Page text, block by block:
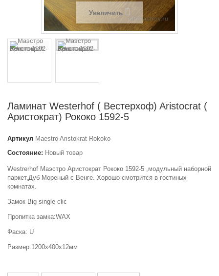
Увеличить
Ламинат Westerhof ( Вестерхоф) Aristocrat (
Аристократ) Рококо 1592-5
Артикул Maestro Aristokrat Rokoko
Состояние: Новый товар
Westrerhof Маэстро Аристократ Рококо 1592-5 ,модульный наборной
паркет,Дуб Мореный с Венге. Хорошо смотрится в гостиных
комнатах.
Замок Big single clic
Пропитка замка:WAX
Фаска: U
Размер:1200х400х12мм